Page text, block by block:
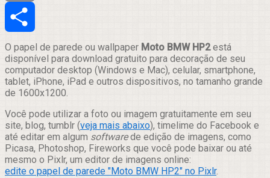
Email
Compartilhar
O papel de parede ou wallpaper Moto BMW HP2está
disponível para download gratuito para decoração de seu
computador desktop (Windows e Mac), celular, smartphone,
tablet, iPhone, iPad e outros dispositivos, no tamanho grande
de 1600x1200.
Você pode utilizar a foto ou imagem gratuitamente em seu
site, blog, tumblr (veja mais abaixo), timelime do Facebook e
até editar em algum softwarede edição de imagens, como
Picasa, Photoshop, Fireworks que você pode baixar ou até
mesmo o Pixlr, um editor de imagens online:
edite o papel de parede "Moto BMW HP2" no Pixlr.